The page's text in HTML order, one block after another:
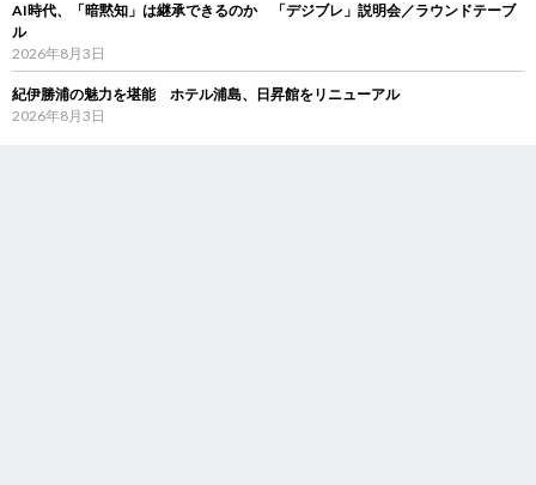
AI時代、「暗黙知」は継承できるのか 「デジブレ」説明会／ラウンドテーブ
ル
2026年8月3日
紀伊勝浦の魅力を堪能 ホテル浦島、日昇館をリニューアル
2026年8月3日